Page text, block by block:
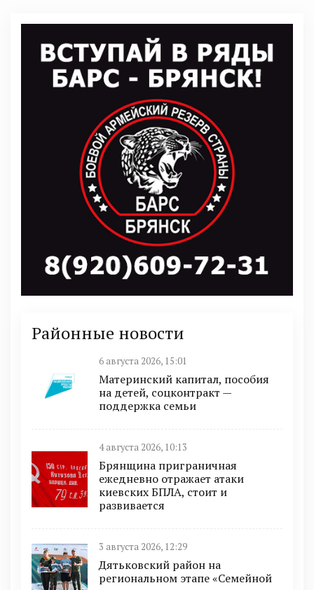
Районные новости
6 августа 2026, 15:01
Материнский капитал, пособия
на детей, соцконтракт —
поддержка семьи
4 августа 2026, 10:13
Брянщина приграничная
ежедневно отражает атаки
киевских БПЛА, стоит и
развивается
3 августа 2026, 12:29
Дятьковский район на
региональном этапе «Семейной